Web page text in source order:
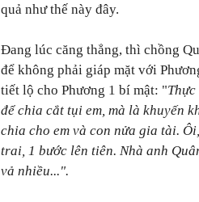
quả như thế này đây.
Đang lúc căng thẳng, thì chồng
để không phải giáp mặt với
tiết lộ cho Phương 1 bí mật: "
để chia cắt tụi em, mà là khuyến
chia cho em và con nửa gia tài.
trai, 1 bước lên tiên. Nhà anh
vả nhiều...".